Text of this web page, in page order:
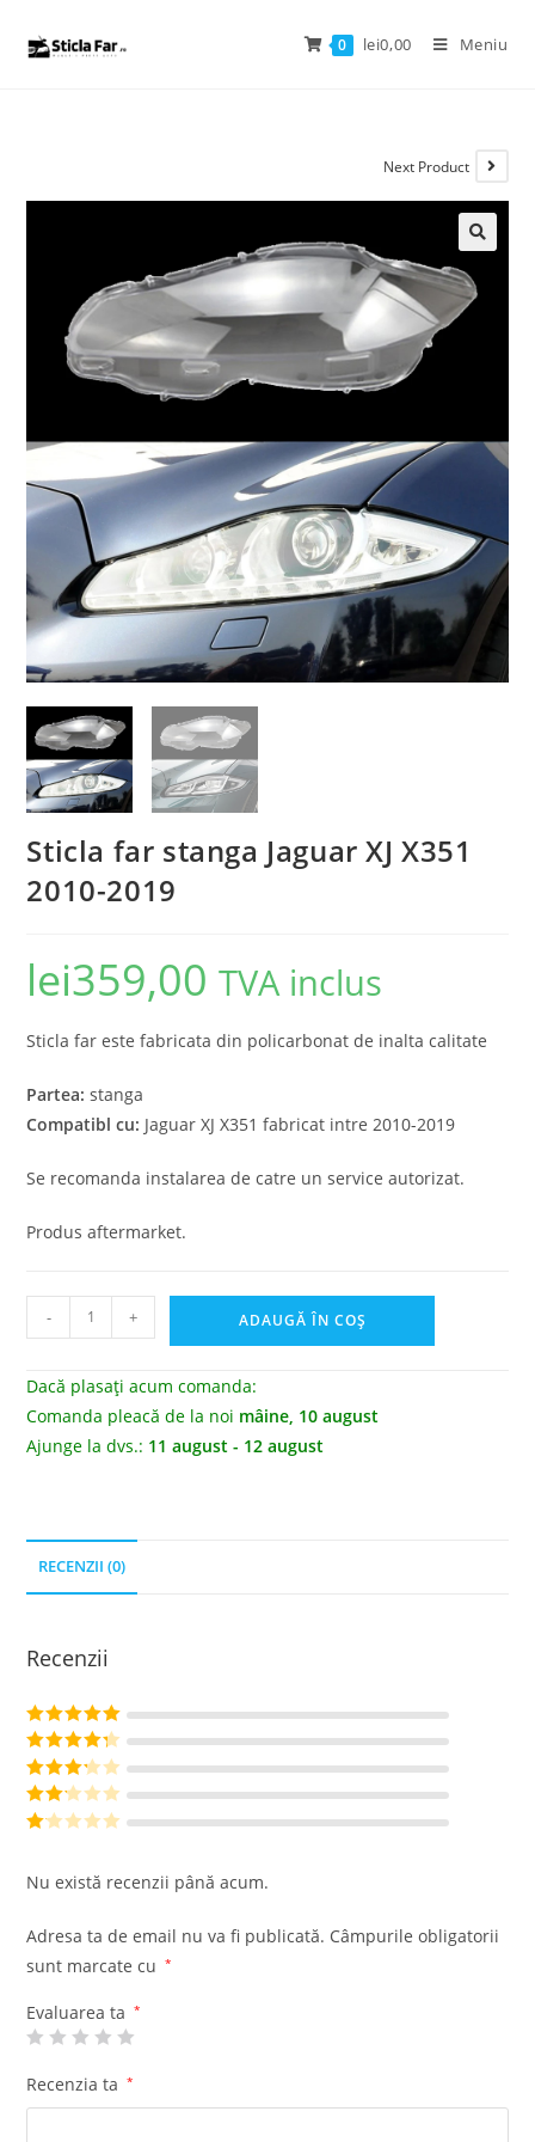
0 lei0,00 Meniu
Next Product
Sticla far stanga Jaguar XJ X351
2010-2019
lei359,00 TVA inclus
Sticla far este fabricata din policarbonat de inalta calitate
Partea: stanga
Compatibl cu: Jaguar XJ X351 fabricat intre 2010-2019
Se recomanda instalarea de catre un service autorizat.
Produs aftermarket.
- + ADAUGĂ ÎN COȘ
Dacă plasați acum comanda:
Comanda pleacă de la noi mâine, 10 august
Ajunge la dvs.: 11 august - 12 august
RECENZII (0)
Recenzii
Evaluat la5
din 5
Evaluat la
4din 5
Evaluat
la3din
Evalu
1
n
Nu există recenzii până acum.
Adresa ta de email nu va fi publicată. Câmpurile obligatorii
sunt marcate cu
*
Evaluarea ta *
Recenzia ta *